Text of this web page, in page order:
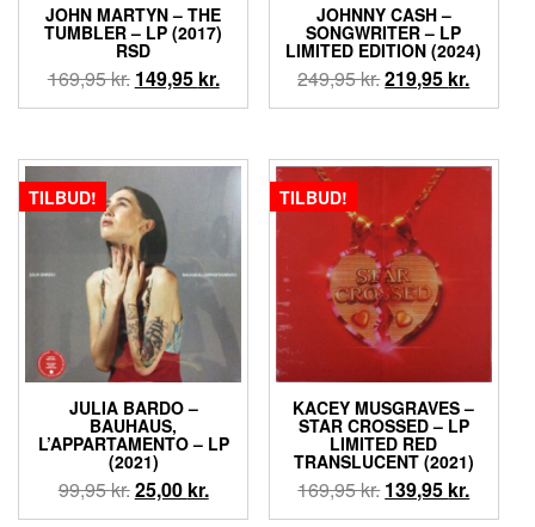
JOHN MARTYN ‎– THE
TUMBLER – LP (2017)
RSD
169,95kr. Den
oprindelige
var:
169,95 kr..
149,95 kr.Den
aktuelle
er:
149,95 kr..
JOHNNY CASH –
SONGWRITER – LP
LIMITED EDITION (2024)
249,95kr.Den
oprindelige
var:
249,95 kr..
219,95 kr.Den
aktuelle
er:
TILBUD!
JULIA BARDO –
BAUHAUS,
L’APPARTAMENTO – LP
(2021)
99,95kr.Den
oprindelige
25,00 kr.Den
aktuelle
TILBUD!
KACEY MUSGRAVES –
STAR CROSSED – LP
LIMITED RED
TRANSLUCENT (2021)
169,95kr. Den
oprindelige
139,95 kr.Den
aktuelle